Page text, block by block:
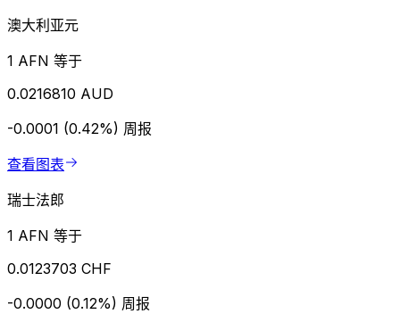
澳大利亚元
1 AFN 等于
0.0216810 AUD
-0.0001 (0.42%) 周报
查看图表
瑞士法郎
1 AFN 等于
0.0123703 CHF
-0.0000 (0.12%) 周报